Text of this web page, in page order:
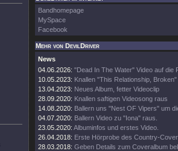
Bandhomepage
MySpace
Facebook
Mehr von DevilDriver
News
04.06.2026: "Dead In The Water" Video auf die
10.05.2023: Knallen "This Relationship,
13.04.2023: Neues Album, fetter Videoclip
28.09.2020: Knallen saftigen Videosong raus
14.08.2020: Ballern uns "Nest OF Vipers" um
04.07.2020: Ballern Video zu "Iona" raus.
23.05.2020: Albuminfos und erstes Video.
26.04.2018: Erste Hörprobe des Country-
28.03.2018: Geben Details zum Coveralbum